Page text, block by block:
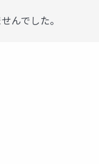
んでした。